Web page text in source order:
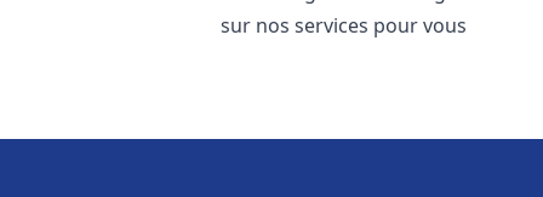
sur nos services pour vous